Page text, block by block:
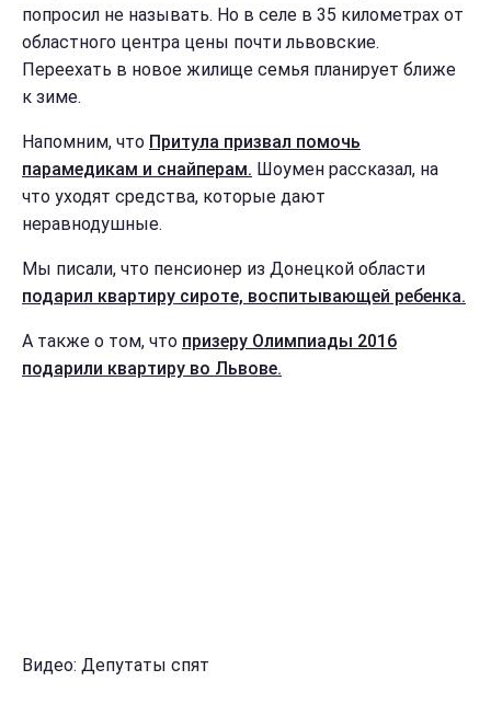
попросил не называть. Но в селе в 35 километрах от
областного центра цены почти львовские.
Переехать в новое жилище семья планирует ближе
к зиме.
Напомним, что Притула призвал помочь
парамедикам и снайперам. Шоумен рассказал, на
что уходят средства, которые дают
неравнодушные.
Мы писали, что пенсионер из Донецкой области
подарил квартиру сироте, воспитывающей ребенка.
А также о том, что призеру Олимпиады 2016
подарили квартиру во Львове.
Видео: Депутаты спят